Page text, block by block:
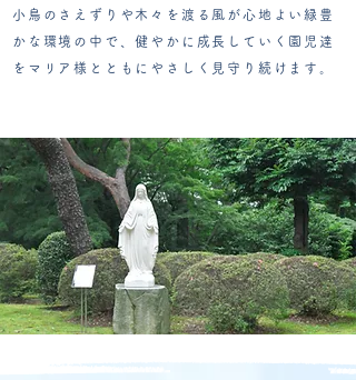
小鳥のさえずりや木々を渡る風が心地よい緑豊
かな環境の中で、健やかに成長していく園児達
をマリア様とともにやさしく見守り続けます。